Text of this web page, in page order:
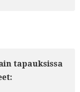
tapauksissa